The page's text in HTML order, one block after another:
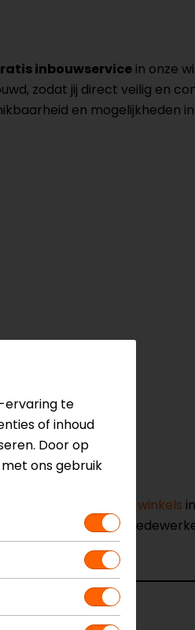
inbouwservice in onze
zodat jij direct veilig en
en mogelijkheden
onze winkels
onze
ervaring te
of inhoud
Door op
ons gebruik